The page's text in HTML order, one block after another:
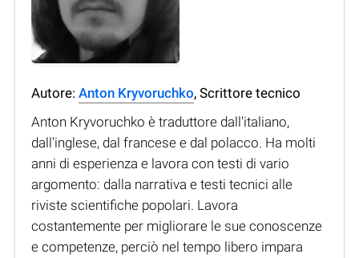
Autore: Anton Kryvoruchko, Scrittore tecnico
Anton Kryvoruchko è traduttore dall'italiano,
dall'inglese, dal francese e dal polacco. Ha molti
anni di esperienza e lavora con testi di vario
argomento: dalla narrativa e testi tecnici alle
riviste scientifiche popolari. Lavora
costantemente per migliorare le sue conoscenze
e competenze, perciò nel tempo libero impara